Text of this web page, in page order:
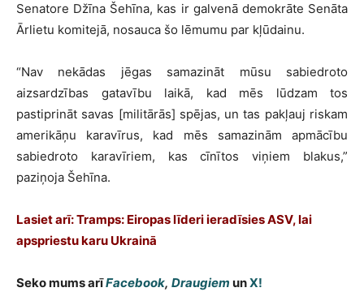
Senatore Džīna Šehīna, kas ir galvenā demokrāte Senāta
Ārlietu komitejā, nosauca šo lēmumu par kļūdainu.
“Nav nekādas jēgas samazināt mūsu sabiedroto
aizsardzības gatavību laikā, kad mēs lūdzam tos
pastiprināt savas [militārās] spējas, un tas pakļauj riskam
amerikāņu karavīrus, kad mēs samazinām apmācību
sabiedroto karavīriem, kas cīnītos viņiem blakus,”
paziņoja Šehīna.
Lasiet arī: Tramps: Eiropas līderi ieradīsies ASV, lai
apspriestu karu Ukrainā
Seko mums arīFacebook, Draugiem unX!